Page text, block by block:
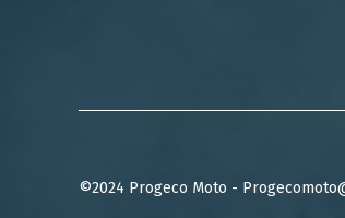
©2024 Progeco Moto -